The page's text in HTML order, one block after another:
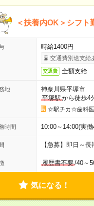
＜扶養内OK＞シフ
時給1400円
交通費別途支給
交通費 全額支給
地
神奈川県平塚市
平塚駅から徒歩4
☆駅チカ☆歯科
時間 10:00～14:00(実
【急募】即日～
履歴書不要/40～
気になる！